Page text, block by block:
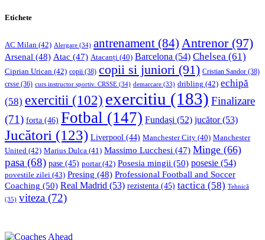
Etichete
AC Milan (42) Alergare (34) antrenament (84) Antrenor(97)
Arsenal (48) Atac (47) Atacanți (40) Barcelona (54) Chelsea (61)
Ciprian Urican (42) copii (38) copii si juniori (91) Cristian Sandor (38)
crsse (36) curs instructor sportiv. CRSSE (34) demarcare (33) dribling (42) echipă
(58) exercitii (102) exercitiu (183) Finalizare
(71) forta (46) Fotbal (147) Fundași (52) jucător(53)
Jucători (123) Liverpool (44) Manchester City (40) Manchester
United (42) Marius Dulca (41) Massimo Lucchesi (47) Minge (66)
pasa (68) pase (45) portar(42) Posesia mingii (50) posesie (54)
povestile zilei (43) Presing (48) Professional Football and Soccer
Coaching (50) Real Madrid (53) rezistenta (45) tactica (58) Tehnică
(35) viteza (72)